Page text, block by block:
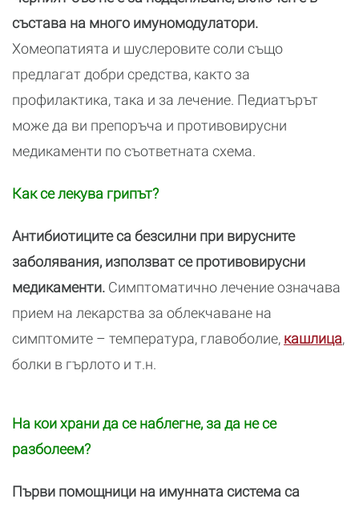
състава на много имуномодулатори.
Хомеопатията и шуслеровите соли също
предлагат добри средства, както за
профилактика, така и за лечение. Педиатърът
може да ви препоръча и противовирусни
медикаменти по съответната схема.
Как се лекува грипът?
Антибиотиците са безсилни при вирусните
заболявания, използват се противовирусни
медикаменти. Симптоматично лечение означава
прием на лекарства за облекчаване на
симптомите – температура, главоболие, кашлица,
болки в гърлото и т.н.
На кои храни да се наблегне, за да не се
разболеем?
Първи помощници на имунната система са